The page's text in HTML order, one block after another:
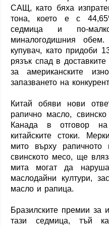
САЩ, като бяха
тона, което е с
седмица и по-
миналогодишния
купувач, като придоби
рязък спад в доставките
за американските
запазването на
Китай обяви нови
рапично масло,
Канада в отговор
китайските стоки.
мито върху
свинското месо, ще
мита могат да
маслодайни култури,
масло и рапица.
Бразилските премии за
тази седмица, тъй